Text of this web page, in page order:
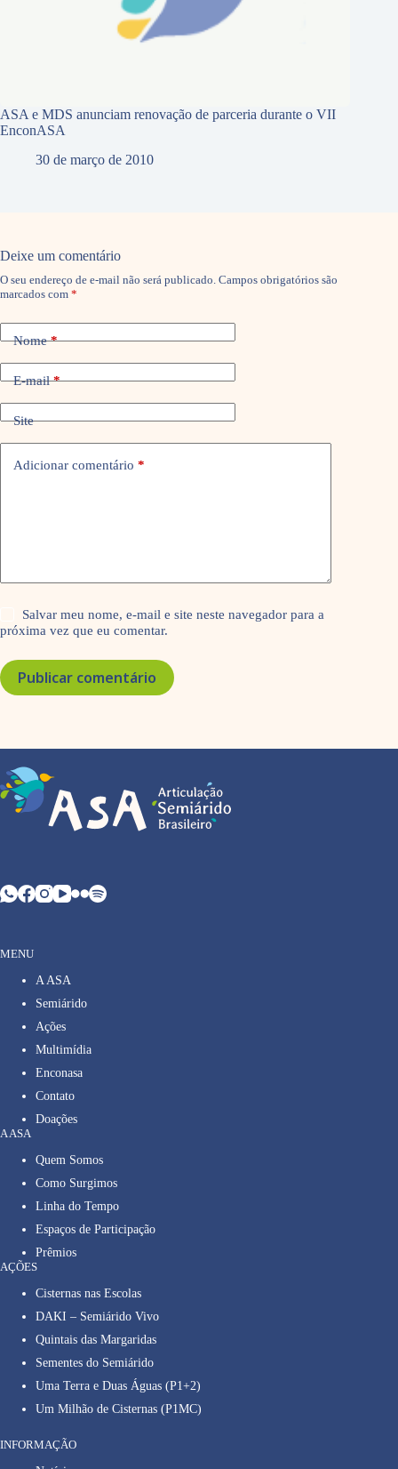
ASA e MDS anunciam renovação de parceria durante o VII
EnconASA
30 de março de 2010
Deixe um comentário
O seu endereço de e-mail não será publicado. Campos obrigatórios são
marcados com *
Nome*
E-mail*
Site
Adicionar comentário *
Salvar meu nome, e-mail e site neste navegador para a
próxima vez que eu comentar.
Publicar comentário
MENU
A ASA
Semiárido
Ações
Multimídia
Enconasa
Contato
Doações
A ASA
Quem Somos
Como Surgimos
Linha do Tempo
Espaços de Participação
Prêmios
AÇÕES
Cisternas nas Escolas
DAKI – Semiárido Vivo
Quintais das Margaridas
Sementes do Semiárido
Uma Terra e Duas Águas (P1+2)
Um Milhão de Cisternas (P1MC)
INFORMAÇÃO